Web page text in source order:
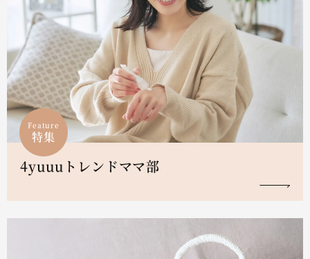
Feature
特集
4yuuuトレンドママ部